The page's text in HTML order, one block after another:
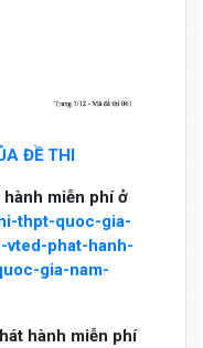
ĐỀ THI
miễn phí ở
thpt-quoc-gia-
vted-phat-hanh-
gia-nam-
hành miễn phí